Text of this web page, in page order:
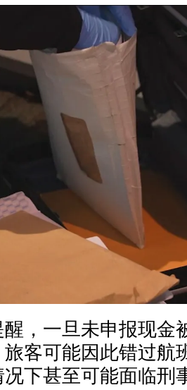
，一旦未申报现金
客可能因此错过航
下甚至可能面临刑